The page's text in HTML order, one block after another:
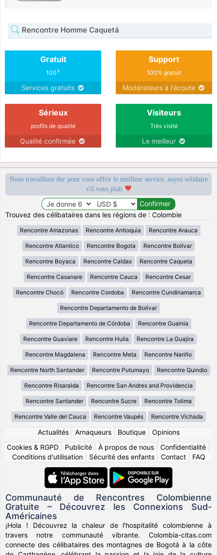
Rencontre Homme Caquetá
Gratuit
100%
Services gratuits
Support
100% gratuit
Modérateurs à l'écoute
Sérieux
profils de qualité
Qualité confirmée
Visiteurs
Très visité
Le meilleur
Nous travaillons dur pour vous offrir le meilleur service, soyez solidaire
s'il vous plaît
Trouvez des célibataires dans les régions de : Colombie
Rencontre Amazonas Rencontre Antioquia Rencontre Arauca
Rencontre Atlantico Rencontre Bogota Rencontre Bolívar
Rencontre Boyaca Rencontre Caldas Rencontre Caqueta
Rencontre Casanare Rencontre Cauca Rencontre Cesar
Rencontre Chocó Rencontre Cordoba Rencontre Cundinamarca
Rencontre Departamento de Bolívar
Rencontre Departamento de Córdoba Rencontre Guainia
Rencontre Guaviare Rencontre Huila Rencontre La Guajira
Rencontre Magdalena Rencontre Meta Rencontre Nariño
Rencontre North Santander Rencontre Putumayo Rencontre Quindio
Rencontre Risaralda Rencontre San Andres and Providencia
Rencontre Santander Rencontre Sucre Rencontre Tolima
Rencontre Valle del Cauca Rencontre Vaupés Rencontre Vichada
Actualités| Arnaqueurs| Boutique| Opinions
Cookies & RGPD
Publicité À propos de nous Confidentialité
Conditions d'utilisation| Sécurité des enfants| Contact| FAQ
Communauté de Rencontres Colombienne
Gratuite – Découvrez les Connexions Sud-
Américaines
¡Hola ! Découvrez la chaleur de l'hospitalité colombienne à
travers notre communauté vibrante. Colombia-citas.com
connecte des célibataires des montagnes de Bogotá à la côte